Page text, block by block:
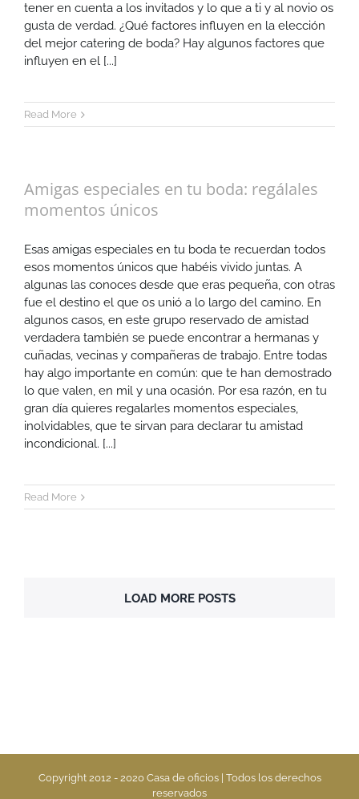
tener en cuenta a los invitados y lo que a ti y al novio os
gusta de verdad. ¿Qué factores influyen en la elección
del mejor catering de boda? Hay algunos factores que
influyen en el [...]
Read More
Amigas especiales en tu boda: regálales
momentos únicos
Esas amigas especiales en tu boda te recuerdan todos
esos momentos únicos que habéis vivido juntas. A
algunas las conoces desde que eras pequeña, con otras
fue el destino el que os unió a lo largo del camino. En
algunos casos, en este grupo reservado de amistad
verdadera también se puede encontrar a hermanas y
cuñadas, vecinas y compañeras de trabajo. Entre todas
hay algo importante en común: que te han demostrado
lo que valen, en mil y una ocasión. Por esa razón, en tu
gran día quieres regalarles momentos especiales,
inolvidables, que te sirvan para declarar tu amistad
incondicional. [...]
Read More
LOAD MORE POSTS
Copyright 2012 - 2020 Casa de oficios | Todos los derechos
reservados